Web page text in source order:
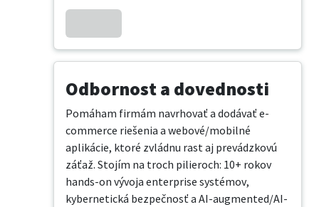
Odbornost a dovednosti
Pomáham firmám navrhovať a dodávať e-
commerce riešenia a webové/mobilné
aplikácie, ktoré zvládnu rast aj prevádzkovú
záťaž. Stojím na troch pilieroch: 10+ rokov
hands-on vývoja enterprise systémov,
kybernetická bezpečnosť a AI-augmented/AI-